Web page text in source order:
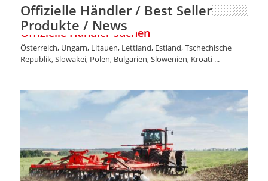
Offizielle Händler / Best Seller
Produkte / News
Offizielle Händler suchen
Österreich, Ungarn, Litauen, Lettland, Estland, Tschechische
Republik, Slowakei, Polen, Bulgarien, Slowenien, Kroati ...